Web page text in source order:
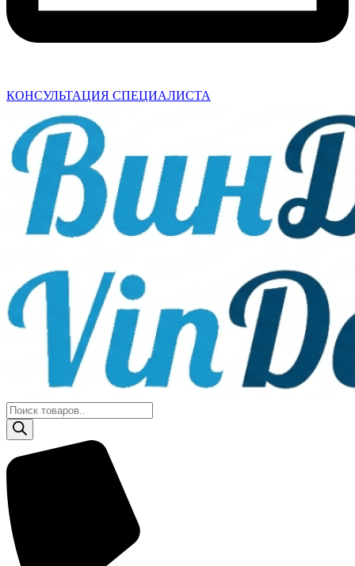
КОНСУЛЬТАЦИЯ СПЕЦИАЛИСТА
Поиск
товаров